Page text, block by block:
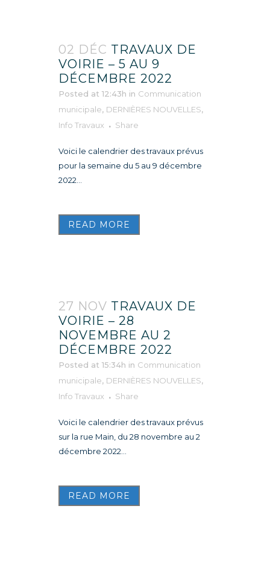
02 DÉC TRAVAUX DE
VOIRIE – 5 AU 9
DÉCEMBRE 2022
Posted at 12:43h in Communication
municipale, DERNIÈRES NOUVELLES,
Info Travaux
Share
Voici le calendrier des travaux prévus
pour la semaine du 5 au 9 décembre
2022...
READ MORE
27 NOV TRAVAUX DE
VOIRIE – 28
NOVEMBRE AU 2
DÉCEMBRE 2022
Posted at 15:34h in Communication
municipale, DERNIÈRES NOUVELLES,
Info Travaux
Share
Voici le calendrier des travaux prévus
sur la rue Main, du 28 novembre au 2
décembre 2022...
READ MORE